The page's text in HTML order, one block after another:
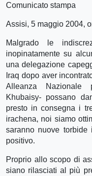
Comunicato stampa
Assisi, 5 maggio 2004,
Malgrado le
inopinatamente su
una delegazione
Iraq dopo aver
Alleanza Nazionale
Khubaisy- possano
presto in consegna i
irachena, noi siamo
saranno nuove
positivo.
Proprio allo scopo di
siano rilasciati al più